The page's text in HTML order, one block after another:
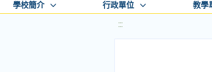
學校簡介 行政單位 教學
:::